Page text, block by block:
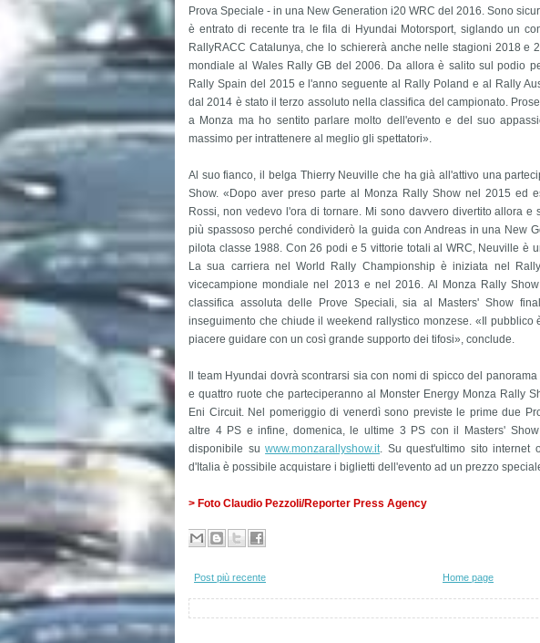
Prova Speciale - in una New Generation i20 WRC del 2016. Sono
è entrato di recente tra le fila di Hyundai Motorsport, siglando un
RallyRACC Catalunya, che lo schiererà anche nelle stagioni 2018 e
mondiale al Wales Rally GB del 2006. Da allora è salito sul podio
Rally Spain del 2015 e l'anno seguente al Rally Poland e al Rally
dal 2014 è stato il terzo assoluto nella classifica del campionato.
a Monza ma ho sentito parlare molto dell'evento e del suo
massimo per intrattenere al meglio gli spettatori».
Al suo fianco, il belga Thierry Neuville che ha già all'attivo una
Show. «Dopo aver preso parte al Monza Rally Show nel 2015 ed
Rossi, non vedevo l'ora di tornare. Mi sono davvero divertito allora
più spassoso perché condividerò la guida con Andreas in una New
pilota classe 1988. Con 26 podi e 5 vittorie totali al WRC, Neuville è
La sua carriera nel World Rally Championship è iniziata nel
vicecampione mondiale nel 2013 e nel 2016. Al Monza Rally
classifica assoluta delle Prove Speciali, sia al Masters' Show
inseguimento che chiude il weekend rallystico monzese. «Il pubblico
piacere guidare con un così grande supporto dei tifosi», conclude.
Il team Hyundai dovrà scontrarsi sia con nomi di spicco del
e quattro ruote che parteciperanno al Monster Energy Monza Rally
Eni Circuit. Nel pomeriggio di venerdì sono previste le prime due
altre 4 PS e infine, domenica, le ultime 3 PS con il Masters'
disponibile suwww.monzarallyshow.it. Su quest'ultimo sito internet
d'Italia è possibile acquistare i biglietti dell'evento ad un prezzo
> Foto Claudio Pezzoli/Reporter Press Agency
Post più recente Home page